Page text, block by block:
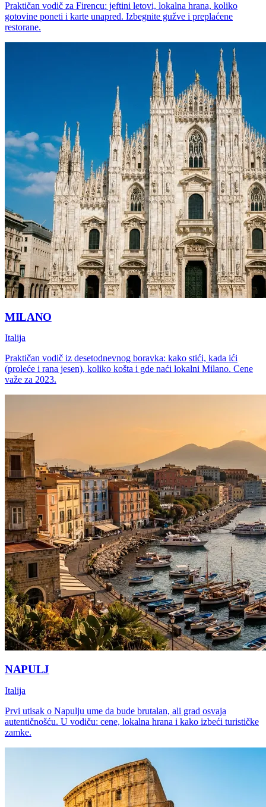
Praktičan vodič za Firencu: jeftini letovi, lokalna hrana, koliko
gotovine poneti i karte unapred. Izbegnite gužve i preplaćene
restorane.
MILANO
Italija
Praktičan vodič iz desetodnevnog boravka: kako stići, kada ići
(proleće i rana jesen), koliko košta i gde naći lokalni Milano. Cene
važe za 2023.
NAPULJ
Italija
Prvi utisak o Napulju ume da bude brutalan, ali grad osvaja
autentičnošću. U vodiču: cene, lokalna hrana i kako izbeći turističke
zamke.